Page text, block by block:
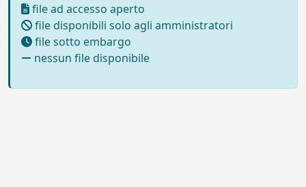
file ad accesso aperto
file disponibili solo agli amministratori
file sotto embargo
nessun file disponibile